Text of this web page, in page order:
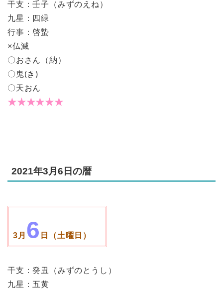
干支：壬子（みずのえね）
九星：四緑
行事：啓蟄
×仏滅
〇おさん（納）
〇鬼(き)
〇天おん
★★★★★★
2021年3月6日の暦
3月 6 日（土曜日）
干支：癸丑（みずのとうし）
九星：五黄